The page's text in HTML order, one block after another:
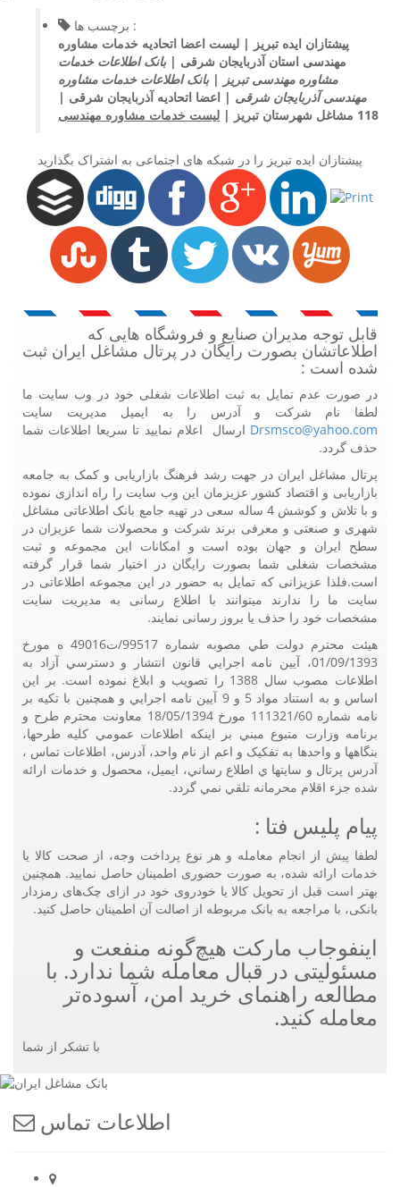
برچسب ها :
پیشتازان ایده تبریز | لیست اعضا اتحادیه خدمات مشاوره
مهندسی استان آذربایجان شرقی | بانک اطلاعات خدمات
مشاوره مهندسی تبریز | بانک اطلاعات خدمات مشاوره
مهندسی آذربایجان شرقی | اعضا اتحادیه آذربایجان شرقی |
118 مشاغل شهرستان تبریز |
لیست خدمات مشاوره مهندسی
پیشتازان ایده تبریز را در شبکه های اجتماعی به اشتراک بگذارید
قابل توجه مدیران صنایع و فروشگاه هایی که
اطلاعاتشان بصورت رایگان در پرتال مشاغل ایران ثبت
شده است :
در صورت عدم تمایل به ثبت اطلاعات شغلی خود در وب سایت ما
لطفا نام شرکت و آدرس را به ایمیل مدیریت سایت
Drsmsco@yahoo.com ارسال اعلام نمایید تا سریعا اطلاعات شما
حذف گردد.
پرتال مشاغل ایران در جهت رشد فرهنگ بازاریابی و کمک به جامعه
بازاریابی و اقتصاد کشور عزیزمان این وب سایت را راه اندازی نموده
و با تلاش و کوشش 4 ساله سعی در تهیه جامع بانک اطلاعاتی مشاغل
شهری و صنعتی و معرفی برند شرکت و محصولات شما عزیزان در
سطح ایران و جهان بوده است و امکانات این مجموعه و ثبت
مشخصات شغلی شما بصورت رایگان در اختیار شما قرار گرفته
است.فلذا عزیزانی که تمایل به حضور در این مجموعه اطلاعاتی در
سایت ما را ندارند میتوانند با اطلاع رسانی به مدیریت سایت
مشخصات خود را حذف یا بروز رسانی نمایند.
هيئت محترم دولت طي مصوبه شماره 99517/ت49016 ه مورخ
01/09/1393، آيين نامه اجرايي قانون انتشار و دسترسي آزاد به
اطلاعات مصوب سال 1388 را تصويب و ابلاغ نموده است. بر اين
اساس و به استناد مواد 5 و 9 آيين نامه اجرايي و همچنين با تکيه بر
نامه شماره 111321/60 مورخ 18/05/1394 معاونت محترم طرح و
برنامه وزارت متبوع مبني بر اينکه اطلاعات عمومي کليه طرحها،
بنگاهها و واحدها به تفکيک و اعم از نام واحد، آدرس، اطلاعات تماس ،
آدرس پرتال و سايتها ي اطلاع رساني، ايميل، محصول و خدمات ارائه
شده جزء اقلام محرمانه تلقي نمي گردد.
پیام پلیس فتا :
لطفا پیش از انجام معامله و هر نوع پرداخت وجه، از صحت کالا یا
خدمات ارائه شده، به صورت حضوری اطمینان حاصل نمایید. همچنین
بهتر است قبل از تحویل کالا یا خودروی خود در ازای چک‌های رمزدار
بانکی، با مراجعه به بانک مربوطه از اصالت آن اطمینان حاصل کنید.
اینفوجاب مارکت هیچ‌گونه منفعت و
مسئولیتی در قبال معامله شما ندارد. با
مطالعه راهنمای خرید امن، آسوده‌تر
معامله کنید.
با تشکر از شما
اطلاعات تماس